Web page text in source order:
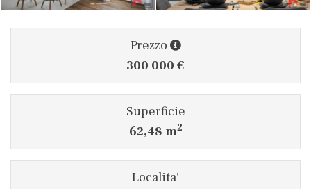
Prezzo
300 000 €
Superficie
62,48 m2
Localita'